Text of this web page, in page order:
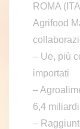
ROMA
Agrifood
– Ue, più
importati
–
6,4 miliardi
–